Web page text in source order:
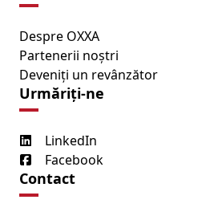
Despre OXXA
Partenerii noștri
Deveniți un revânzător
Urmăriți-ne
LinkedIn
Facebook
Contact